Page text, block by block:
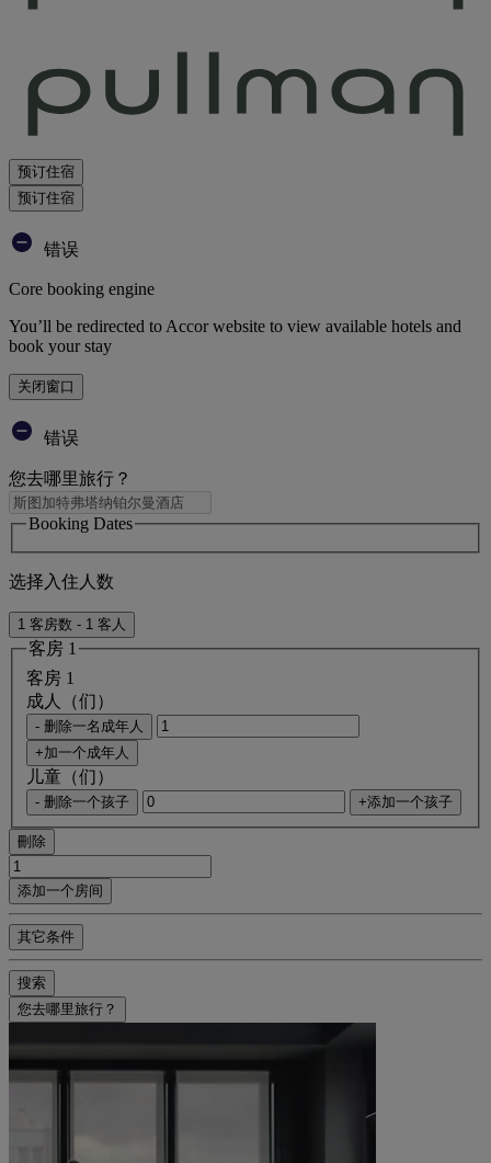
预订住宿
预订住宿
错误
Core booking engine
You’ll be redirected to Accor website to view available hotels and
book your stay
关闭窗口
错误
您去哪里旅行？
Booking Dates
选择入住人数
1 客房数 - 1 客人
客房 1
客房 1
成人（们）
- 删除一名成年人
+加一个成年人
儿童（们）
- 删除一个孩子 +添加一个孩子
刪除
添加一个房间
其它条件
搜索
您去哪里旅行？